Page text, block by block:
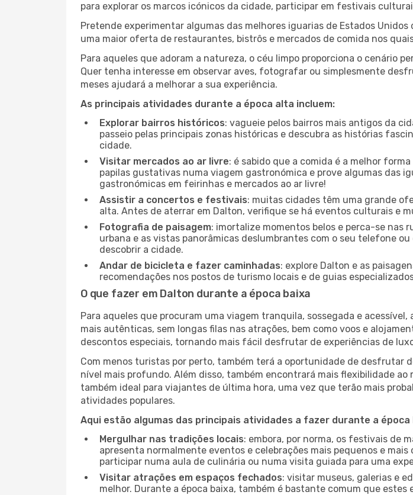
para explorar os marcos icónicos da cidade, participar em festivais
Pretende experimentar algumas das melhores iguarias de Estados
uma maior oferta de restaurantes, bistrôs e mercados de comida nos
Para aqueles que adoram a natureza, o céu limpo proporciona o cenário
Quer tenha interesse em observar aves, fotografar ou simplesmente
meses ajudará a melhorar a sua experiência.
As principais atividades durante a época alta incluem:
Explorar bairros históricos: vagueie pelos bairros mais antigos da
passeio pelas principais zonas históricas e descubra as histórias
cidade.
Visitar mercados ao ar livre: é sabido que a comida é a melhor
papilas gustativas numa viagem gastronómica e prove algumas das
gastronómicas em feirinhas e mercados ao ar livre!
Assistir a concertos e festivais: muitas cidades têm uma grande
alta. Antes de aterrar em Dalton, verifique se há eventos culturais e
Fotografia de paisagem: imortalize momentos belos e perca-se nas
urbana e as vistas panorâmicas deslumbrantes com o seu telefone
descobrir a cidade.
Andar de bicicleta e fazer caminhadas: explore Dalton e as
recomendações nos postos de turismo locais e de guias
O que fazer em Dalton durante a época baixa
Para aqueles que procuram uma viagem tranquila, sossegada e
mais autênticas, sem longas filas nas atrações, bem como voos e
descontos especiais, tornando mais fácil desfrutar de experiências de
Com menos turistas por perto, também terá a oportunidade de desfrutar
nível mais profundo. Além disso, também encontrará mais flexibilidade
também ideal para viajantes de última hora, uma vez que terão mais
atividades populares.
Aqui estão algumas das principais atividades a fazer durante a época
Mergulhar nas tradições locais: embora, por norma, os festivais de
apresenta normalmente eventos e celebrações mais pequenos e
participar numa aula de culinária ou numa visita guiada para uma
Visitar atrações em espaços fechados: visitar museus, galerias e
melhor. Durante a época baixa, também é bastante comum que